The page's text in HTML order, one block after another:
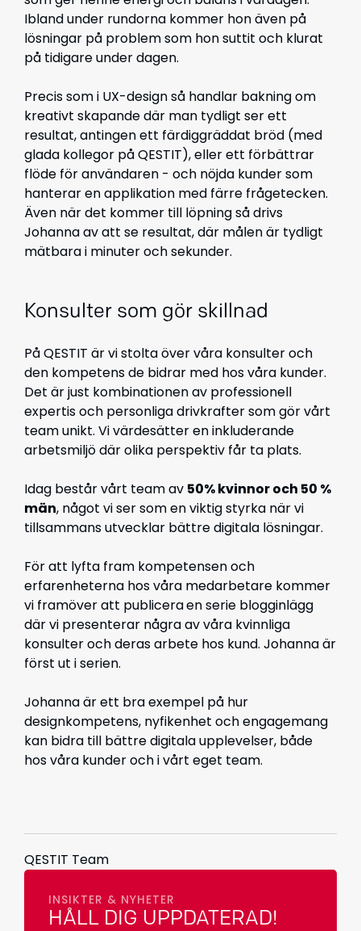
Ibland under rundorna kommer hon även på
lösningar på problem som hon suttit och klurat
på tidigare under dagen.
Precis som i UX-design så handlar bakning om
kreativt skapande där man tydligt ser ett
resultat, antingen ett färdiggräddat bröd (med
glada kollegor på QESTIT), eller ett förbättrar
flöde för användaren - och nöjda kunder som
hanterar en applikation med färre frågetecken.
Även när det kommer till löpning så drivs
Johanna av att se resultat, där målen är tydligt
mätbara i minuter och sekunder.
Konsulter som gör skillnad
På QESTIT är vi stolta över våra konsulter och
den kompetens de bidrar med hos våra kunder.
Det är just kombinationen av professionell
expertis och personliga drivkrafter som gör vårt
team unikt. Vi värdesätter en inkluderande
arbetsmiljö där olika perspektiv får ta plats.
Idag består vårt team av 50% kvinnor och 50 %
män, något vi ser som en viktig styrka när vi
tillsammans utvecklar bättre digitala lösningar.
För att lyfta fram kompetensen och
erfarenheterna hos våra medarbetare kommer
vi framöver att publiceraen serie blogginlägg
där vi presenterar några av våra kvinnliga
konsulter och deras arbete hos kund. Johanna är
först ut i serien.
Johanna är ett bra exempel på hur
designkompetens, nyfikenhet och engagemang
kan bidra till bättre digitala upplevelser, både
hos våra kunder och i vårt eget team.
QESTIT Team
INSIKTER & NYHETER
HÅLL DIG UPPDATERAD!